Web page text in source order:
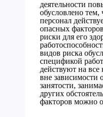
деятельности
обусловлено тем,
персонал
опасных
риски для его
видов риска
спецификой
действуют на все
вне зависимости
занятости,
других
факторов можно